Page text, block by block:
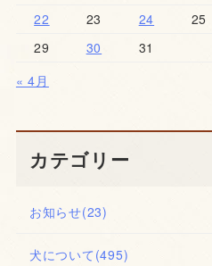
22
23 24 25
29
30
31
« 4月
カテゴリー
お知らせ(23)
犬について (495)